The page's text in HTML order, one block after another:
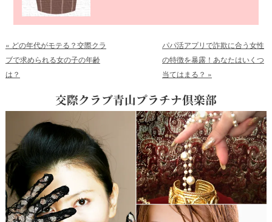
« どの年代がモテる？交際クラ
ブで求められる女の子の年齢
は？
パパ活アプリで詐欺に合う女性
の特徴を暴露！あなたはいくつ
当てはまる？ »
交際クラブ青山プラチナ倶楽部